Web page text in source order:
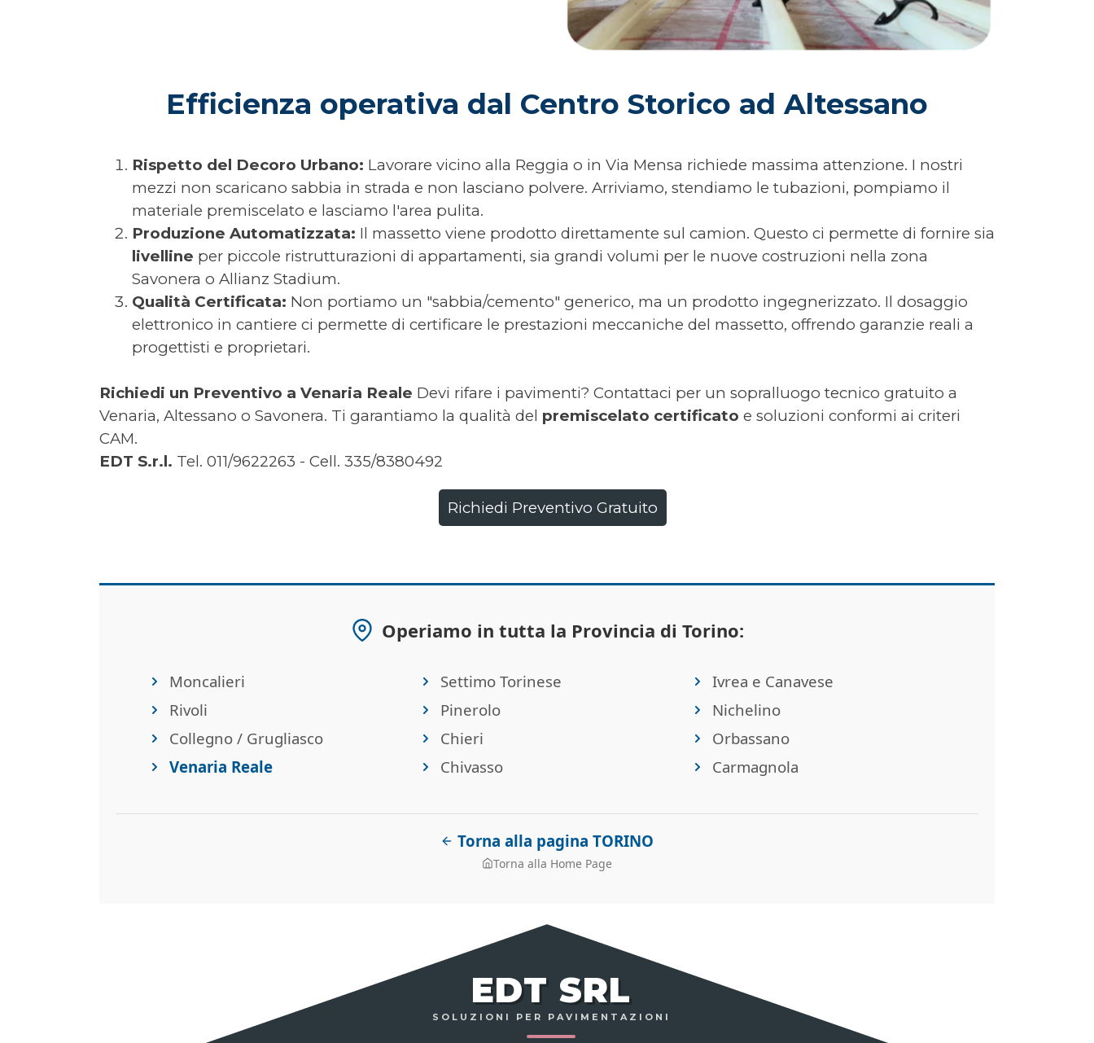
Efficienza operativa dal Centro Storico ad Altessano
Rispetto del Decoro Urbano: Lavorare vicino alla Reggia o in Via Mensa richiede massima attenzione. I nostri
mezzi non scaricano sabbia in strada e non lasciano polvere. Arriviamo, stendiamo le tubazioni, pompiamo il
materiale premiscelato e lasciamo l'area pulita.
Produzione Automatizzata: Il massetto viene prodotto direttamente sul camion. Questo ci permette di fornire sia
livelline per piccole ristrutturazioni di appartamenti, sia grandi volumi per le nuove costruzioni nella zona
Savonera o Allianz Stadium.
Qualità Certificata: Non portiamo un "sabbia/cemento" generico, ma un prodotto ingegnerizzato. Il dosaggio
elettronico in cantiere ci permette di certificare le prestazioni meccaniche del massetto, offrendo garanzie reali a
progettisti e proprietari.
Richiedi un Preventivo a Venaria Reale Devi rifare i pavimenti? Contattaci per un sopralluogo tecnico gratuito a
Venaria, Altessano o Savonera. Ti garantiamo la qualità del premiscelato certificato e soluzioni conformi ai criteri
CAM.
EDT S.r.l. Tel. 011/9622263 - Cell. 335/8380492
Richiedi Preventivo Gratuito
Operiamo in tutta la Provincia di Torino:
Moncalieri
Rivoli
Collegno / Grugliasco
Venaria Reale
Settimo Torinese
Pinerolo
Chieri
Chivasso
Ivrea e Canavese
Nichelino
Orbassano
Carmagnola
Torna alla pagina TORINO
Torna alla Home Page
EDT SRL
SOLUZIONI PER PAVIMENTAZIONI